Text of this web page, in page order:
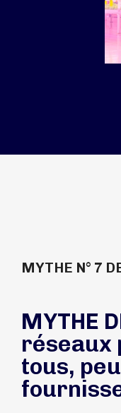
MYTHE N° 7
MYTHE
réseaux
tous,